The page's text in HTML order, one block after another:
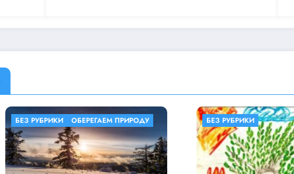
БЕЗ РУБРИКИ БЕЗ РУБРИКИ